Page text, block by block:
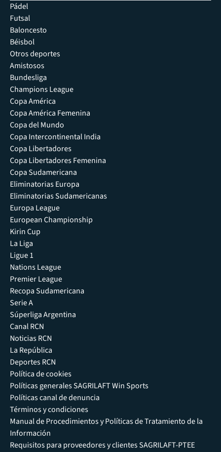
Pádel
Futsal
Baloncesto
Béisbol
Otros deportes
Amistosos
Bundesliga
Champions League
Copa América
Copa América Femenina
Copa del Mundo
Copa Intercontinental India
Copa Libertadores
Copa Libertadores Femenina
Copa Sudamericana
Eliminatorias Europa
Eliminatorias Sudamericanas
Europa League
European Championship
Kirin Cup
La Liga
Ligue 1
Nations League
Premier League
Recopa Sudamericana
Serie A
Súperliga Argentina
Canal RCN
Noticias RCN
La República
Deportes RCN
Política de cookies
Políticas generales SAGRILAFT Win Sports
Políticas canal de denuncia
Términos y condiciones
Manual de Procedimientos y Políticas de Tratamiento de la
Información
Requisitos para proveedores y clientes SAGRILAFT-PTEE